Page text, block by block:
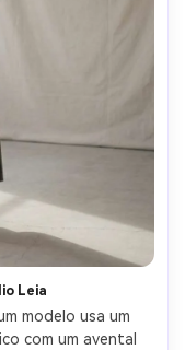
Leia
modelo usa um
com um avental